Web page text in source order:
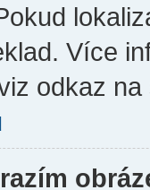
Více
odkaz